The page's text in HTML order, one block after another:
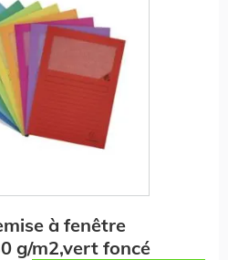
à fenêtre
g/m2,vert foncé